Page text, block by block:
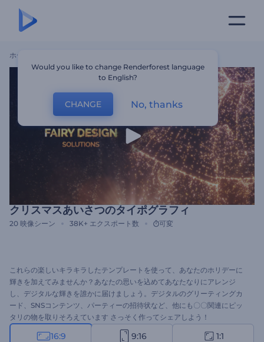
ホーム
クリスマスあいさつのタイポグラフィ
20 映像シーン 38K+ エクスポート数 可変
これらの楽しいキラキラしたテンプレートを使って、あなたのホリデーに
輝きを加えてみませんか？あなたの思いを込めてあなたなりにアレンジ
し、デジタルな輝きを誰かに届けましょう。デジタルのグリーティングカ
ード、SNSコンテンツ、パーティーの招待状など、他にも〇〇関連にピッ
タリの物を取りそろえています さっそく作ってシェアしよう！
16:9 9:16 1:1
Would you like to change Renderforest language
to English?
CHANGE No, thanks